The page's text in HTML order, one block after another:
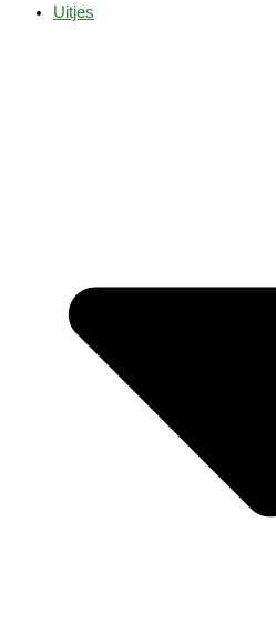
Uitjes